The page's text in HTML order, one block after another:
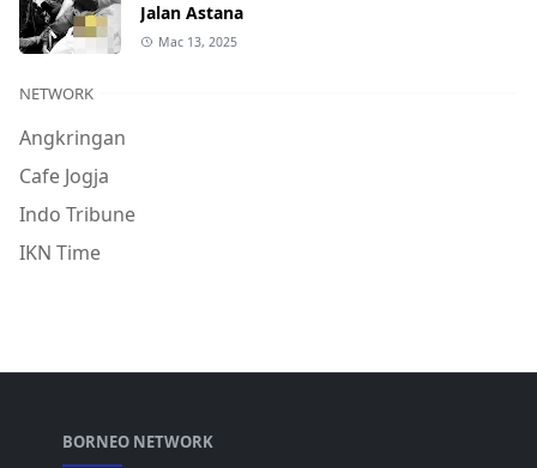
Jalan Astana
Mac 13, 2025
NETWORK
Angkringan
Cafe Jogja
Indo Tribune
IKN Time
BORNEO NETWORK